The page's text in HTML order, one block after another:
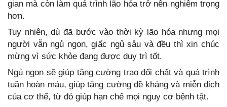
gian mà còn làm quá trình lão hóa trở nên nghiêm trọng
hơn.
Tuy nhiên, dù đã bước vào thời kỳ lão hóa nhưng mọi
người vẫn ngủ ngon, giấc ngủ sâu và đều thì xin chúc
mừng vì sức khỏe đang được duy trì tốt.
Ngủ ngon sẽ giúp tăng cường trao đổi chất và quá trình
tuần hoàn máu, giúp tăng cường đề kháng và miễn dịch
của cơ thể, từ đó giúp hạn chế mọi nguy cơ bệnh tật.